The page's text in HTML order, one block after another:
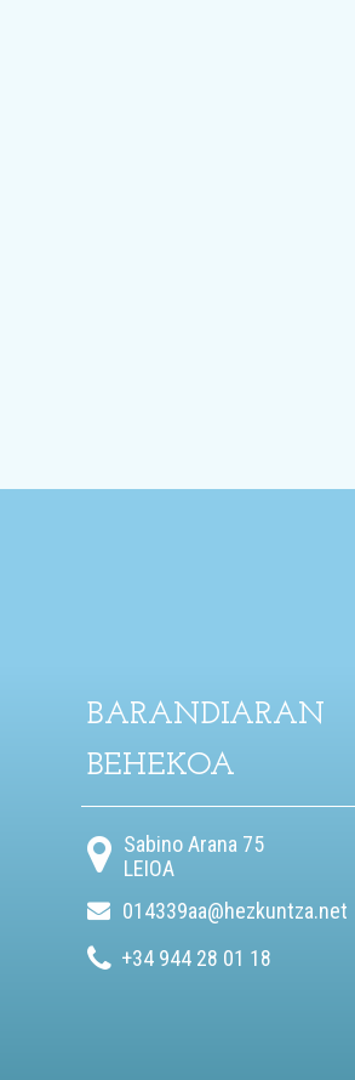
BARANDIARAN
BEHEKOA
Sabino Arana 75
LEIOA
014339aa@hezkuntza.net
+34 944 28 01 18